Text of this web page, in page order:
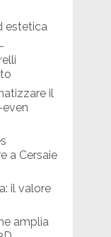
estetica
il
a Cersaie
il valore
amplia